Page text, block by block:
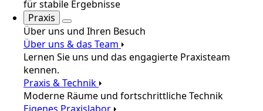
für stabile Ergebnisse
Praxis
Über uns und Ihren Besuch
Über uns & das Team
Lernen Sie uns und das engagierte Praxisteam
kennen.
Praxis & Technik
Moderne Räume und fortschrittliche Technik